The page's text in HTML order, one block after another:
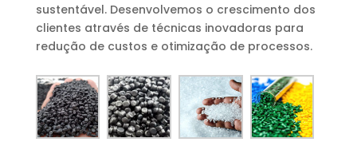
sustentável. Desenvolvemos o crescimento dos
clientes através de técnicas inovadoras para
redução de custos e otimização de processos.